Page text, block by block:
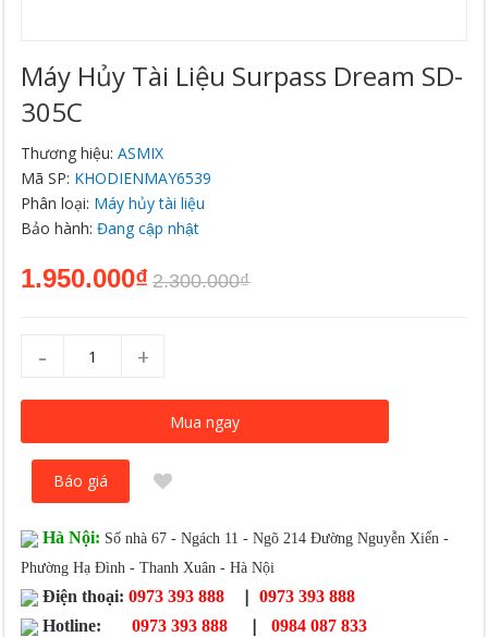
Máy Hủy Tài Liệu Surpass Dream SD-
305C
Thương hiệu:ASMIX
Mã SP: KHODIENMAY6539
Phân loại: Máy hủy tài liệu
Bảo hành:Đang cập nhật
1.950.000₫ 2.300.000₫
- +
Mua ngay
Báo giá
Hà Nội: Số nhà 67 - Ngách 11 - Ngõ 214 Đường Nguyễn Xiển -
Phường Hạ Đình - Thanh Xuân - Hà Nội
Điện thoại: 0973 393 888 |
0973 393 888
Hotline:
0973 393 888 | 0984 087 833